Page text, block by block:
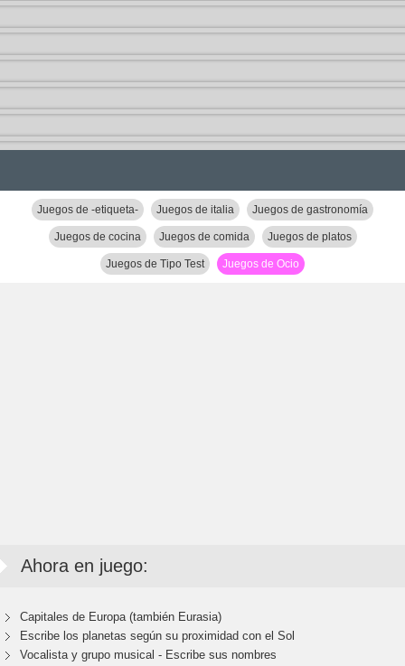
Juegos de -etiqueta- Juegos de italia Juegos de gastronomía
Juegos de cocina Juegos de comida Juegos de platos
Juegos de Tipo Test Juegos de Ocio
Ahora en juego:
Capitales de Europa (también Eurasia)
Escribe los planetas según su proximidad con el Sol
Vocalista y grupo musical - Escribe sus nombres